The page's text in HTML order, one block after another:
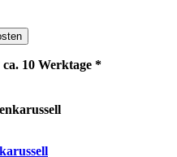
10 Werktage *